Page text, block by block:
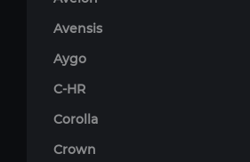
Avensis
Aygo
C-HR
Corolla
Crown